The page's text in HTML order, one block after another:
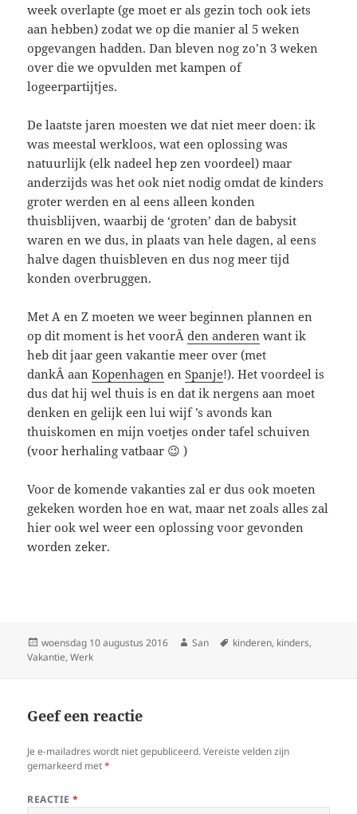
week overlapte (ge moet er als gezin toch ook iets
aan hebben) zodat we op die manier al 5 weken
opgevangen hadden. Dan bleven nog zo’n 3 weken
over die we opvulden met kampen of
logeerpartijtjes.
De laatste jaren moesten we dat niet meer doen: ik
was meestal werkloos, wat een oplossing was
natuurlijk (elk nadeel hep zen voordeel) maar
anderzijds was het ook niet nodig omdat de kinders
groter werden en al eens alleen konden
thuisblijven, waarbij de ‘groten’ dan de babysit
waren en we dus, in plaats van hele dagen, al eens
halve dagen thuisbleven en dus nog meer tijd
konden overbruggen.
Met A en Z moeten we weer beginnen plannen en
op dit moment is het voorÂden anderen want ik
heb dit jaar geen vakantie meer over (met
dankÂ aanKopenhagen enSpanje!). Het voordeel is
dus dat hij wel thuis is en dat ik nergens aan moet
denken en gelijk een lui wijf ’s avonds kan
thuiskomen en mijn voetjes onder tafel schuiven
(voor herhaling vatbaar 😉 )
Voor de komende vakanties zal er dus ook moeten
gekeken worden hoe en wat, maar net zoals alles zal
hier ook wel weer een oplossing voor gevonden
worden zeker.
Geplaatst
op
woensdag 10 augustus 2016 Auteur
San Tags
kinderen, kinders,
Vakantie,Werk
Geef een reactie
Je e-mailadres wordt niet gepubliceerd. Vereiste velden zijn
gemarkeerd met*
REACTIE*